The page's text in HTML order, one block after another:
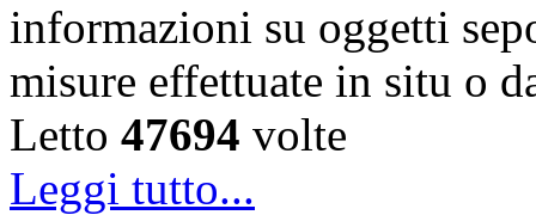
informazioni su oggetti
misure effettuate in situ o
Letto 47694 volte
Leggi tutto...